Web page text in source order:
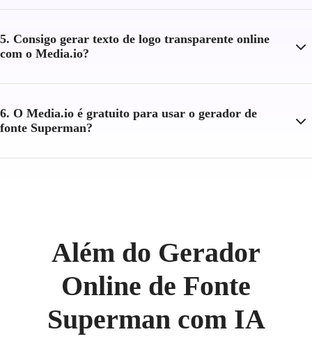
5. Consigo gerar texto de logo transparente online
com o Media.io?
6. O Media.io é gratuito para usar o gerador de
fonte Superman?
Além do Gerador
Online de Fonte
Superman com IA